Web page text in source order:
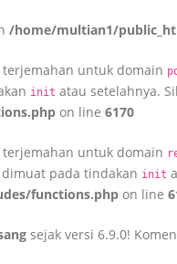
/home/multian1/
terjemahan untuk domain
init atau setelahnya.
on line 6170
terjemahan untuk domain
pada tindakan init
functions.php on line
sejak versi 6.9.0!